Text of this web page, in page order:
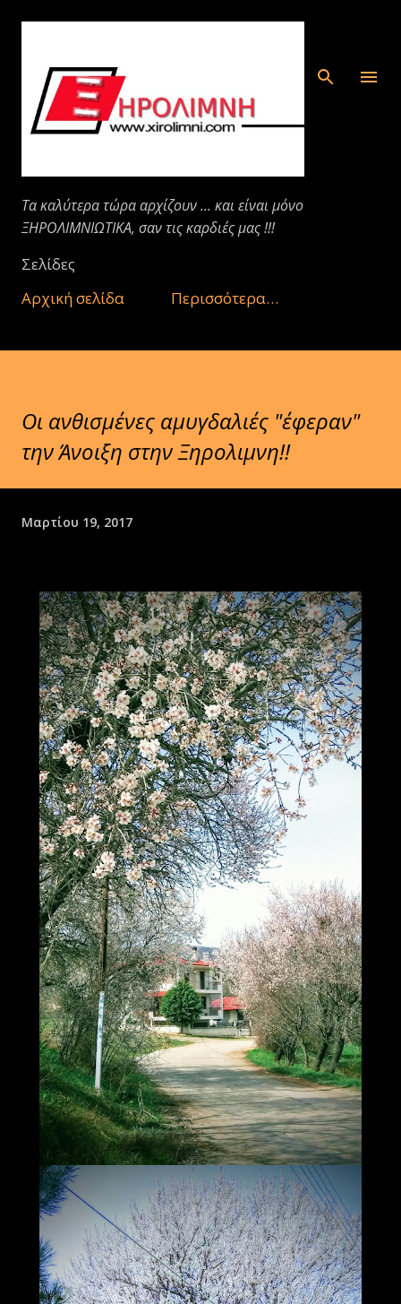
Μετάβαση στο κύριο περιεχόμενο
Τα καλύτερα τώρα αρχίζουν ... και είναι μόνο
ΞΗΡΟΛΙΜΝΙΩΤΙΚΑ, σαν τις καρδιές μας !!!
Σελίδες
Αρχική σελίδα
Περισσότερα…
Οι ανθισμένες αμυγδαλιές "έφεραν"
την Άνοιξη στην Ξηρολιμνη!!
Μαρτίου 19, 2017